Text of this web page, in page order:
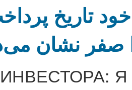
تاریخ
صفر نشان
Я